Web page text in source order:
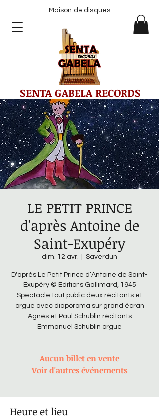
SENTA GABELA RECORDS
Maison de disques
LE PETIT PRINCE
d'après Antoine de
Saint-Exupéry
dim. 12 avr. Saverdun
D'après Le Petit Prince d’Antoine de Saint-
Exupéry © Editions Gallimard, 1945
Spectacle tout public deux récitants et
orgue avec diaporama sur grand écran
Agnès et Paul Schublin récitants
Emmanuel Schublin orgue
Aucun billet en vente
Voir d'autres événements
Heure et lieu